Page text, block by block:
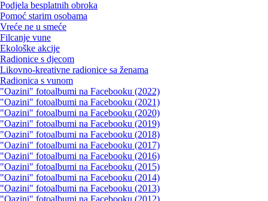
Podjela besplatnih obroka
Pomoć starim osobama
Vreće ne u smeće
Filcanje vune
Ekološke akcije
Radionice s djecom
Likovno-kreativne radionice sa ženama
Radionica s vunom
"Oazini" fotoalbumi na Facebooku (2022)
"Oazini" fotoalbumi na Facebooku (2021)
"Oazini" fotoalbumi na Facebooku (2020)
"Oazini" fotoalbumi na Facebooku (2019)
"Oazini" fotoalbumi na Facebooku (2018)
"Oazini" fotoalbumi na Facebooku (2017)
"Oazini" fotoalbumi na Facebooku (2016)
"Oazini" fotoalbumi na Facebooku (2015)
"Oazini" fotoalbumi na Facebooku (2014)
"Oazini" fotoalbumi na Facebooku (2013)
"Oazini" fotoalbumi na Facebooku (2012)